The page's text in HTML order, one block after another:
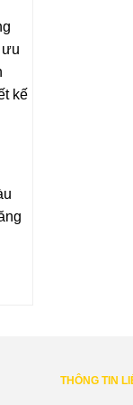
ưu
kế
THÔNG TIN